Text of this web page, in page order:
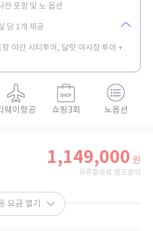
포함 및 노 옵션
당 1개 제공
야간 시티투어, 달랏 야시장 투어 +
웨이항공 쇼핑3회 노옵션
1,149,000 원
유류할증료 별도문의
요금 열기